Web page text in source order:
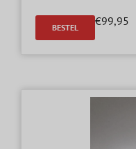
BESTEL €99,95